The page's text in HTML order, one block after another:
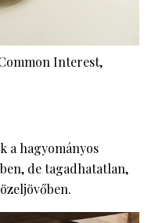
Interest,
a hagyományos
de tagadhatatlan,